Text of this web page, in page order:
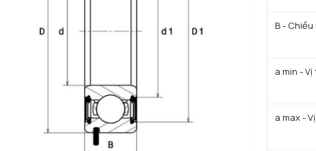
B - Chiều
a min -
a max -